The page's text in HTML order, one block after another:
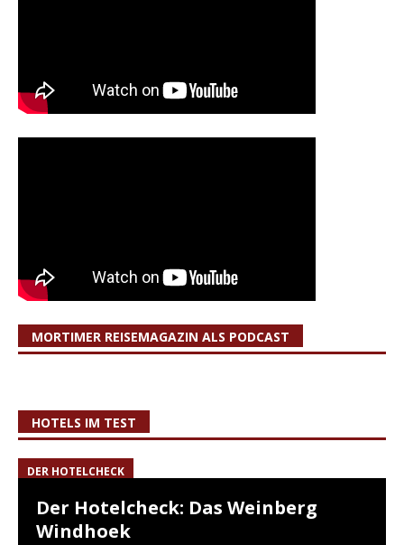
MORTIMER REISEMAGAZIN ALS PODCAST
HOTELS IM TEST
DER HOTELCHECK
Der Hotelcheck: Das Weinberg
Windhoek